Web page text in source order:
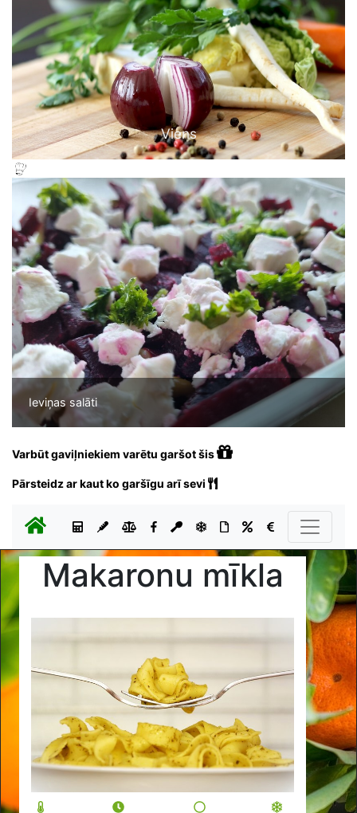
Viens
Ieviņas salāti
Varbūt gaviļniekiem varētu garšot šis
Pārsteidz ar kaut ko garšīgu arī sevi
Makaronu mīkla